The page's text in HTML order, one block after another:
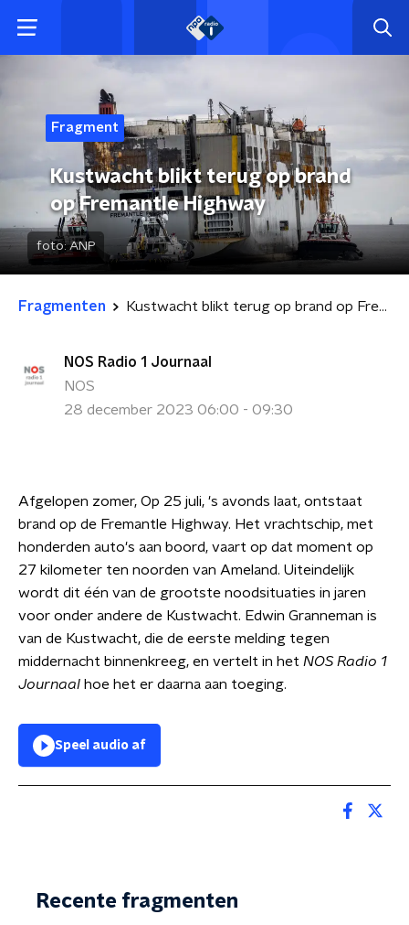
Fragment
Kustwacht blikt terug op brand
op Fremantle Highway
foto:ANP
Fragmenten Kustwacht blikt terug op brand op Fremantle Highway
NOS Radio 1 Journaal
NOS
28 december 2023 06:00 - 09:30
Afgelopen zomer, Op 25 juli, 's avonds laat, ontstaat
brand op de Fremantle Highway. Het vrachtschip, met
honderden auto's aan boord, vaart op dat moment op
27 kilometer ten noorden van Ameland. Uiteindelijk
wordt dit één van de grootste noodsituaties in jaren
voor onder andere de Kustwacht. Edwin Granneman is
van de Kustwacht, die de eerste melding tegen
middernacht binnenkreeg, en vertelt in het NOS Radio 1
Journaal hoe het er daarna aan toeging.
Speel audio af
Recente fragmenten